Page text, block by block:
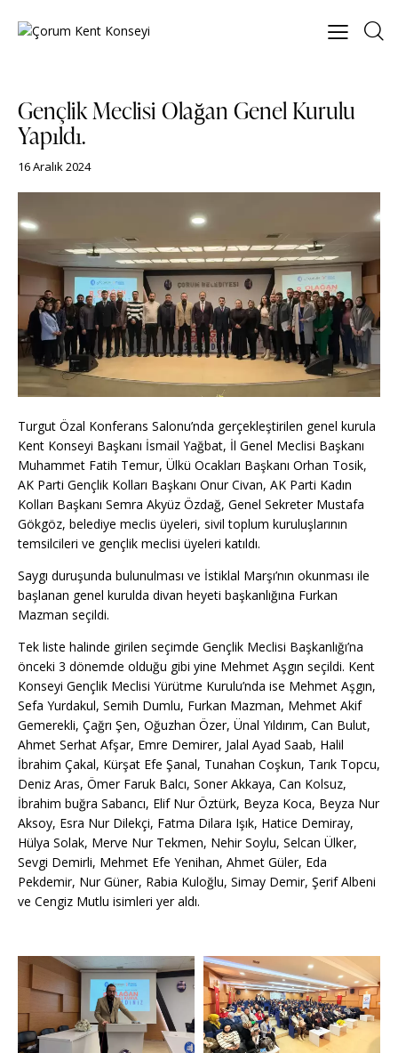
Gençlik Meclisi Olağan Genel Kurulu
Yapıldı.
16 Aralık 2024
Turgut Özal Konferans Salonu’nda gerçekleştirilen genel kurula
Kent Konseyi Başkanı İsmail Yağbat, İl Genel Meclisi Başkanı
Muhammet Fatih Temur, Ülkü Ocakları Başkanı Orhan Tosik,
AK Parti Gençlik Kolları Başkanı Onur Civan, AK Parti Kadın
Kolları Başkanı Semra Akyüz Özdağ, Genel Sekreter Mustafa
Gökgöz, belediye meclis üyeleri, sivil toplum kuruluşlarının
temsilcileri ve gençlik meclisi üyeleri katıldı.
Saygı duruşunda bulunulması ve İstiklal Marşı’nın okunması ile
başlanan genel kurulda divan heyeti başkanlığına Furkan
Mazman seçildi.
Tek liste halinde girilen seçimde Gençlik Meclisi Başkanlığı’na
önceki 3 dönemde olduğu gibi yine Mehmet Aşgın seçildi. Kent
Konseyi Gençlik Meclisi Yürütme Kurulu’nda ise Mehmet Aşgın,
Sefa Yurdakul, Semih Dumlu, Furkan Mazman, Mehmet Akif
Gemerekli, Çağrı Şen, Oğuzhan Özer, Ünal Yıldırım, Can Bulut,
Ahmet Serhat Afşar, Emre Demirer, Jalal Ayad Saab, Halil
İbrahim Çakal, Kürşat Efe Şanal, Tunahan Coşkun, Tarık Topcu,
Deniz Aras, Ömer Faruk Balcı, Soner Akkaya, Can Kolsuz,
İbrahim buğra Sabancı, Elif Nur Öztürk, Beyza Koca, Beyza Nur
Aksoy, Esra Nur Dilekçi, Fatma Dilara Işık, Hatice Demiray,
Hülya Solak, Merve Nur Tekmen, Nehir Soylu, Selcan Ülker,
Sevgi Demirli, Mehmet Efe Yenihan, Ahmet Güler, Eda
Pekdemir, Nur Güner, Rabia Kuloğlu, Simay Demir, Şerif Albeni
ve Cengiz Mutlu isimleri yer aldı.